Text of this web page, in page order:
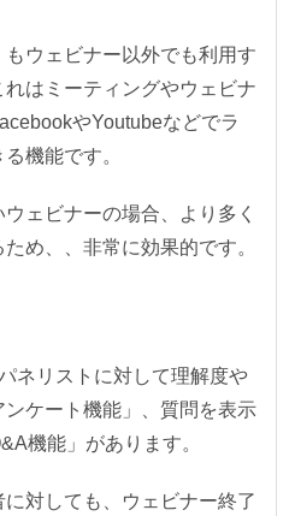
もウェビナー以外でも利用す
はミーティングやウェビナ
やYoutubeなどでラ
機能です。
ェビナーの場合、より多く
め、、非常に効果的です。
ネリストに対して理解度や
ケート機能」、質問を表示
機能」があります。
対しても、ウェビナー終了